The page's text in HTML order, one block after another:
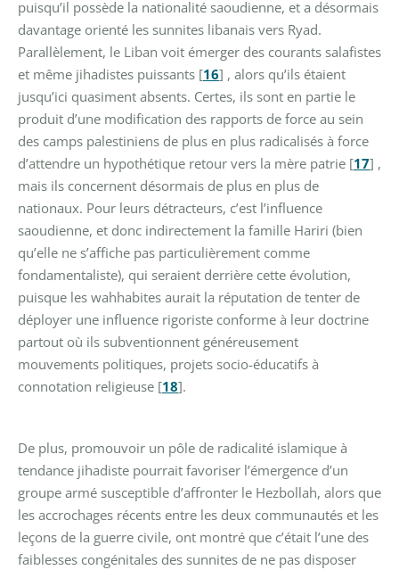
puisqu’il possède la nationalité saoudienne, et a désormais
davantage orienté les sunnites libanais vers Ryad.
Parallèlement, le Liban voit émerger des courants salafistes
et même jihadistes puissants [16] , alors qu’ils étaient
jusqu’ici quasiment absents. Certes, ils sont en partie le
produit d’une modification des rapports de force au sein
des camps palestiniens de plus en plus radicalisés à force
d’attendre un hypothétique retour vers la mère patrie [17] ,
mais ils concernent désormais de plus en plus de
nationaux. Pour leurs détracteurs, c’est l’influence
saoudienne, et donc indirectement la famille Hariri (bien
qu’elle ne s’affiche pas particulièrement comme
fondamentaliste), qui seraient derrière cette évolution,
puisque les wahhabites aurait la réputation de tenter de
déployer une influence rigoriste conforme à leur doctrine
partout où ils subventionnent généreusement
mouvements politiques, projets socio-éducatifs à
connotation religieuse [18].
De plus, promouvoir un pôle de radicalité islamique à
tendance jihadiste pourrait favoriser l’émergence d’un
groupe armé susceptible d’affronter le Hezbollah, alors que
les accrochages récents entre les deux communautés et les
leçons de la guerre civile, ont montré que c’était l’une des
faiblesses congénitales des sunnites de ne pas disposer